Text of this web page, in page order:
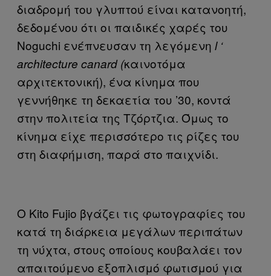
διαδρομή του γλυπτού είναι κατανοητή,
δεδομένου ότι οι παιδικές χαρές του
Noguchi ενέπνευσαν τη λεγόμενη l‘
architecture canard(καινοτόμα
αρχιτεκτονική), ένα κίνημα που
γεννήθηκε τη δεκαετία του ’30, κοντά
στην πολιτεία της Τζόρτζια. Όμως το
κίνημα είχε περισσότερο τις ρίζες του
στη διαφήμιση, παρά στο παιχνίδι.
Ο Kito Fujio βγάζει τις φωτογραφίες του
κατά τη διάρκεια μεγάλων περιπάτων
τη νύχτα, στους οποίους κουβαλάει τον
απαιτούμενο εξοπλισμό φωτισμού για